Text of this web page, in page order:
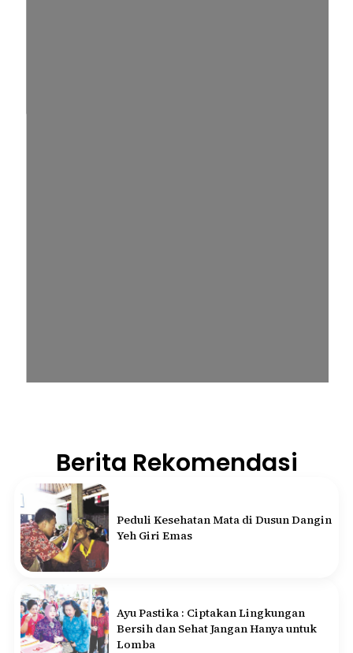
Berita Rekomendasi
Peduli Kesehatan Mata di Dusun Dangin
Yeh Giri Emas
Ayu Pastika : Ciptakan Lingkungan
Bersih dan Sehat Jangan Hanya untuk
Lomba